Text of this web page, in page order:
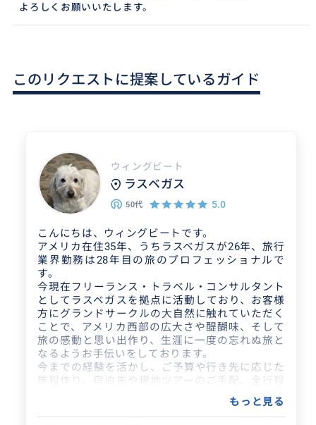
よろしくお願いいたします。
このリクエストに提案しているガイド
ウィングビート
ラスベガス
50代 5.0
こんにちは、ウィングビートです。
アメリカ在住35年、うちラスベガスが26年、旅行
業界勤務は28年目の旅のプロフェッショナルで
す。
今現在フリーランス・トラベル・コンサルタント
としてラスベガスを拠点に活動しており、お客様
方にグランドサークルの大自然に触れていただく
ことで、アメリカ西部の広大さや醍醐味、そして
旅の感動と思い出作り、生涯に一度の忘れぬ旅と
なるようお手伝いをしております。
今までの経験を活かし、ご予算や行き先に応じた
旅程作り、宿泊先や現地ツアーのご手配、全行程
におけるツアーのアテンドまで至れり尽くせりの
もっと見る